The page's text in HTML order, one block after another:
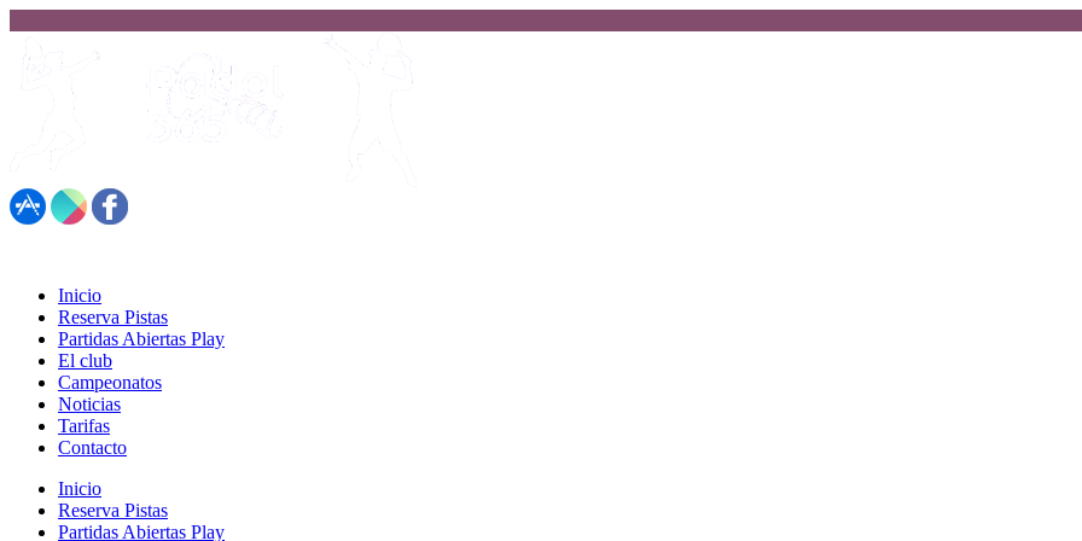
Inicio
Reserva Pistas
Partidas Abiertas Play
El club
Campeonatos
Noticias
Tarifas
Contacto
Inicio
Reserva Pistas
Partidas Abiertas Play